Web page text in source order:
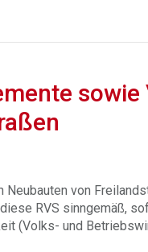
sowie
Neubauten von
RVS sinngemäß,
(Volks- und